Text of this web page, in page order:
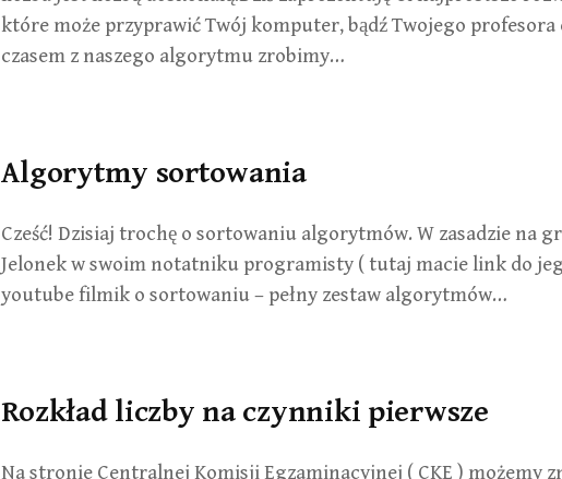
które może przyprawić Twój komputer, bądź Twojego profesora
czasem z naszego algorytmu zrobimy…
Algorytmy sortowania
Cześć! Dzisiaj trochę o sortowaniu algorytmów. W zasadzie na
Jelonek w swoim notatniku programisty ( tutaj macie link do
youtube filmik o sortowaniu – pełny zestaw algorytmów…
Rozkład liczby na czynniki pierwsze
Na stronie Centralnej Komisji Egzaminacyjnej ( CKE ) możemy